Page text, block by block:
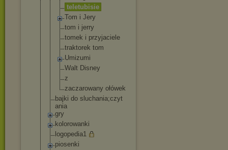
teletubisie
Tom i Jery
tom i jerry
tomek i przyjaciele
traktorek tom
Umizumi
Walt Disney
z
zaczarowany ołówek
bajki do sluchania;czyt
ania
gry
kolorowanki
logopedia1
piosenki